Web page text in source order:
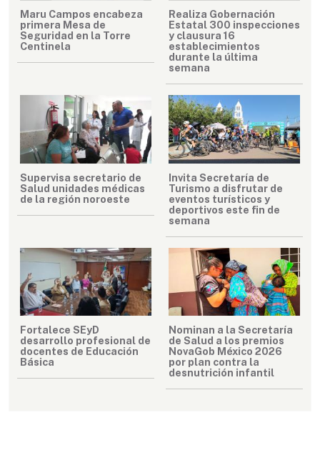
Maru Campos encabeza
primera Mesa de
Seguridad en la Torre
Centinela
Realiza Gobernación
Estatal 300 inspecciones
y clausura 16
establecimientos
durante la última
semana
Supervisa secretario de
Salud unidades médicas
de la región noroeste
Invita Secretaría de
Turismo a disfrutar de
eventos turísticos y
deportivos este fin de
semana
Fortalece SEyD
desarrollo profesional de
docentes de Educación
Básica
Nominan a la Secretaría
de Salud a los premios
NovaGob México 2026
por plan contra la
desnutrición infantil